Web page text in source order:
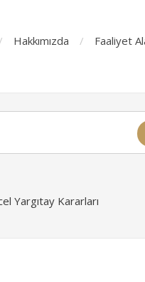
Hakkımızda Faaliyet
Yargıtay Kararları